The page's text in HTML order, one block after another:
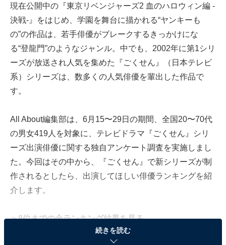
現在公開中の『東京リベンジャーズ2 血のハロウィン編 -
決戦-』をはじめ、学園を舞台に描かれる“ヤンキーも
の”の作品は、若手俳優がブレークするきっかけにな
る“登龍門”のようなジャンル。中でも、2002年に第1シリ
ーズが放送され人気を集めた『ごくせん』（日本テレビ
系）シリーズは、数多くの人気俳優を輩出した作品で
す。
All About編集部は、6月15〜29日の期間、全国20〜70代
の男女419人を対象に、テレビドラマ『ごくせん』シリ
ーズ出演俳優に関する独自アンケート調査を実施しまし
た。今回はその中から、『ごくせん』で新シリーズが制
作されるとしたら、出演してほしい俳優ランキングを紹
介します。
＞8位までの全ランキング結果を見る
続きを読む